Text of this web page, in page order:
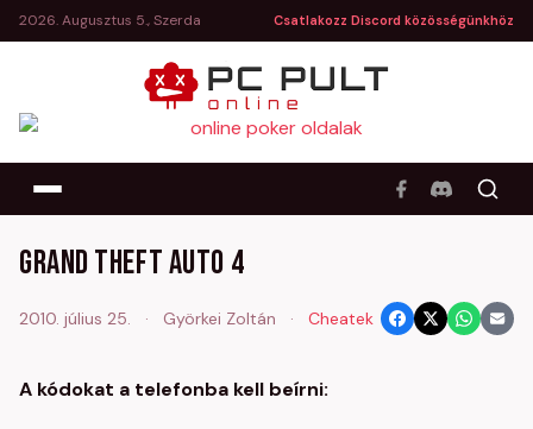
2026. Augusztus 5., Szerda Csatlakozz Discord közösségünkhöz
Grand Theft Auto 4
2010. július 25. · Györkei Zoltán · Cheatek
A kódokat a telefonba kell beírni: